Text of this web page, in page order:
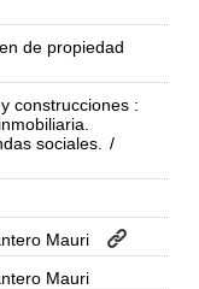
de propiedad
construcciones :
sociales.
/
Mauri
Mauri